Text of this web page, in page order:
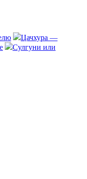
Цачхура —
Сулгуни или